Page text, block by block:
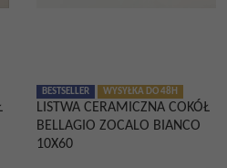
BESTSELLER WYSYŁKA DO 48H
LISTWA CERAMICZNA COKÓŁ
BELLAGIO ZOCALO BIANCO
10X60